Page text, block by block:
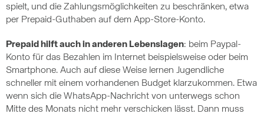
spielt, und die Zahlungsmöglichkeiten zu beschränken, etwa
per Prepaid-Guthaben auf dem App-Store-Konto.
Prepaid hilft auch in anderen Lebenslagen: beim Paypal-
Konto für das Bezahlen im Internet beispielsweise oder beim
Smartphone. Auch auf diese Weise lernen Jugendliche
schneller mit einem vorhandenen Budget klarzukommen. Etwa
wenn sich die WhatsApp-Nachricht von unterwegs schon
Mitte des Monats nicht mehr verschicken lässt. Dann muss